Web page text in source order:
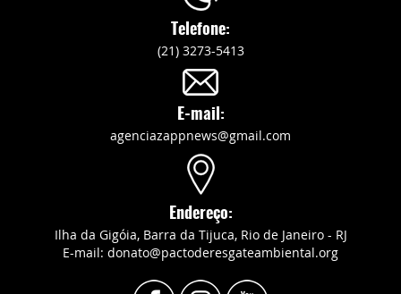
Telefone:
(21) 3273-5413
E-mail:
agenciazappnews@gmail.com
Endereço:
Ilha da Gigóia, Barra da Tijuca, Rio de Janeiro - RJ
E-mail: donato@pactoderesgateambiental.org